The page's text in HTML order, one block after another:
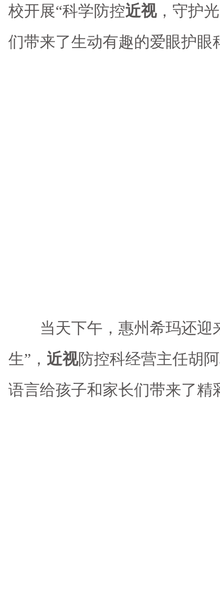
校开展“科学防控近视，守护
们带来了生动有趣的爱眼护眼
当天下午，惠州希玛还迎
生”， 近视防控科经营主任胡
语言给孩子和家长们带来了精